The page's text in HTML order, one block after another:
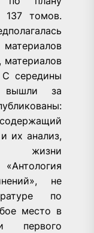
137 томов.
материалов
середины
вышли за
их анализ,
жизни
не
по
место в
первого